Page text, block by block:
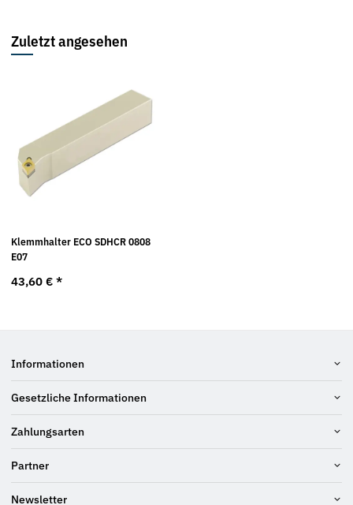
Zuletzt angesehen
Klemmhalter ECO SDHCR 0808
E07
43,60 € *
Informationen
Gesetzliche Informationen
Zahlungsarten
Partner
Newsletter